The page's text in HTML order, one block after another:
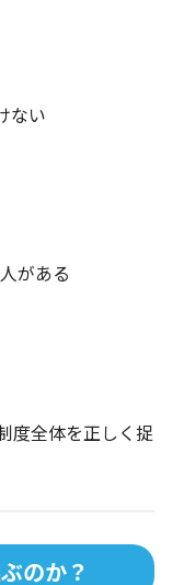
ない
がある
度全体を正しく捉
のか？